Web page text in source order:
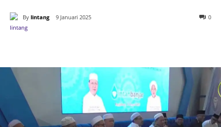
By lintang 9 Januari 2025 0